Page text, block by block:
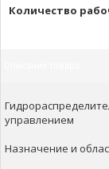
Количество
управлением
Назначение и